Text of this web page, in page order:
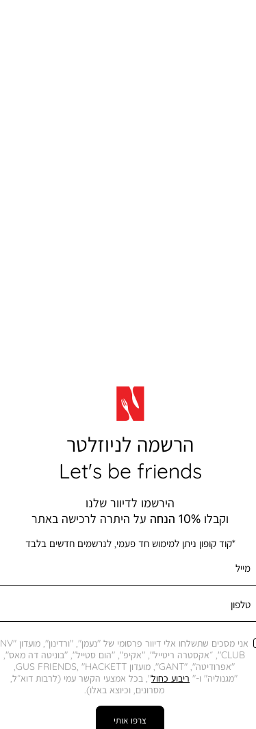
הרשמה לניוזלטר
Let's be friends
הירשמו לדיוור שלנו
וקבלו 10% הנחה על היתרה לרכישה באתר
*קוד קופון ניתן למימוש חד פעמי, לנרשמים חדשים בלבד
מייל
טלפון
אני מסכים שתשלחו אלי דיוור פרסומי של "נעמן", "ורדינון", מועדון "NV
CLUB", ״אקסטרה ריטייל", "אקיפ", "הום סטייל", "בוניטה דה מאס",
"אפרודיטה", "GANT", מועדון GUS FRIENDS, "HACKETT,
"מגנוליה" ו-" ריבוע כחול", בכל אמצעי הקשר עמי (לרבות דוא״ל,
מסרונים, וכיוצא באלו).
צרפו אותי